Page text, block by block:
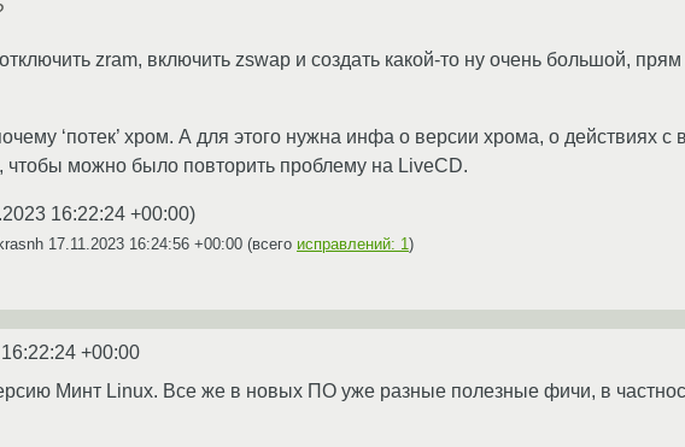
zram, включить zswap и создать какой-то ну очень большой,
‘потек’ хром. А для этого нужна инфа о версии хрома, о действиях
чтобы можно было повторить проблему на LiveCD.
16:22:24 +00:00)
17.11.2023 16:24:56 +00:00 (всего исправлений: 1)
+00:00
Минт Linux. Все же в новых ПО уже разные полезные фичи, в